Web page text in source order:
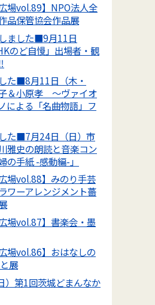
場vol.89】NPO法人全
品保管協会作品展
ました■9月11日
のど自慢」出場者・観
た■8月11日（木・
＆小原孝 ～ヴァイオ
による「名曲物語」フ
た■7月24日（日）市
雅史の朗読と音楽コン
の手紙 -感動編-」
場vol.88】みのり手芸
ワーアレンジメント薔
場vol.87】書楽会・墨
場vol.86】おはなしの
展
）第1回茨城どまんなか